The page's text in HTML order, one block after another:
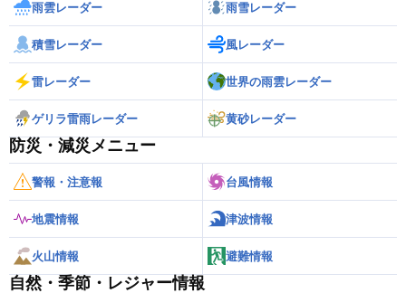
雨雲レーダー 雨雪レーダー
積雪レーダー 風レーダー
雷レーダー 世界の雨雲レーダー
ゲリラ雷雨レーダー 黄砂レーダー
防災・減災メニュー
警報・注意報 台風情報
地震情報 津波情報
火山情報 避難情報
自然・季節・レジャー情報